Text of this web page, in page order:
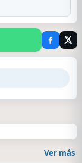
Ver más